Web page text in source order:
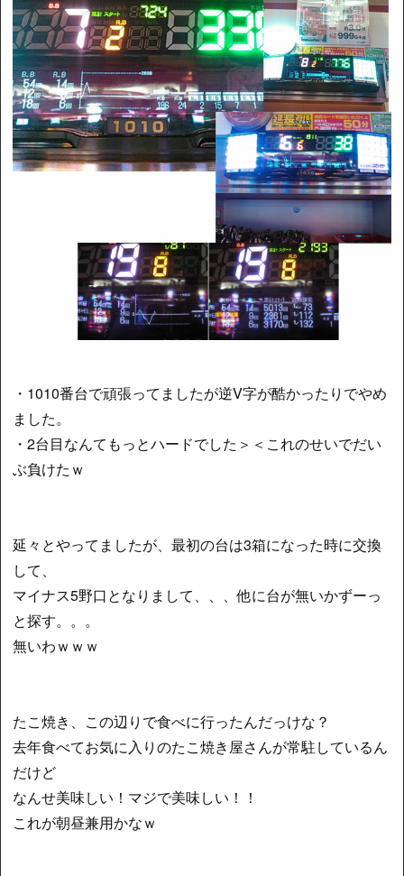
・1010番台で頑張ってましたが逆V字が酷かったりでやめ
ました。
・2台目なんてもっとハードでした＞＜これのせいでだい
ぶ負けたｗ
延々とやってましたが、最初の台は3箱になった時に交換
して、
マイナス5野口となりまして、、、他に台が無いかずーっ
と探す。。。
無いわｗｗｗ
たこ焼き、この辺りで食べに行ったんだっけな？
去年食べてお気に入りのたこ焼き屋さんが常駐しているん
だけど
なんせ美味しい！マジで美味しい！！
これが朝昼兼用かなｗ